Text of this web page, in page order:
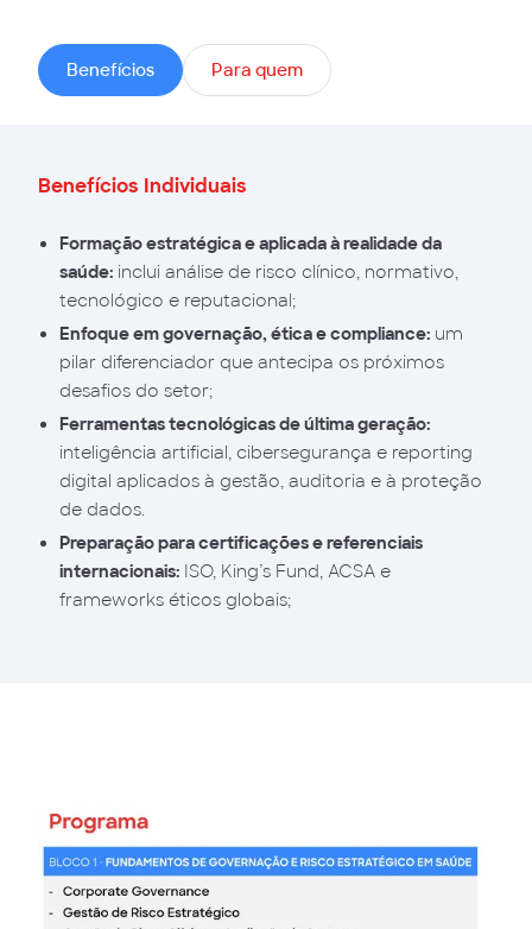
Benefícios Para quem
Benefícios Individuais
Formação estratégica e aplicada à realidade da
saúde: inclui análise de risco clínico, normativo,
tecnológico e reputacional;
Enfoque em governação, ética e compliance: um
pilar diferenciador que antecipa os próximos
desafios do setor;
Ferramentas tecnológicas de última geração:
inteligência artificial, cibersegurança e reporting
digital aplicados à gestão, auditoria e à proteção
de dados.
Preparação para certificações e referenciais
internacionais: ISO, King’s Fund, ACSA e
frameworks éticos globais;